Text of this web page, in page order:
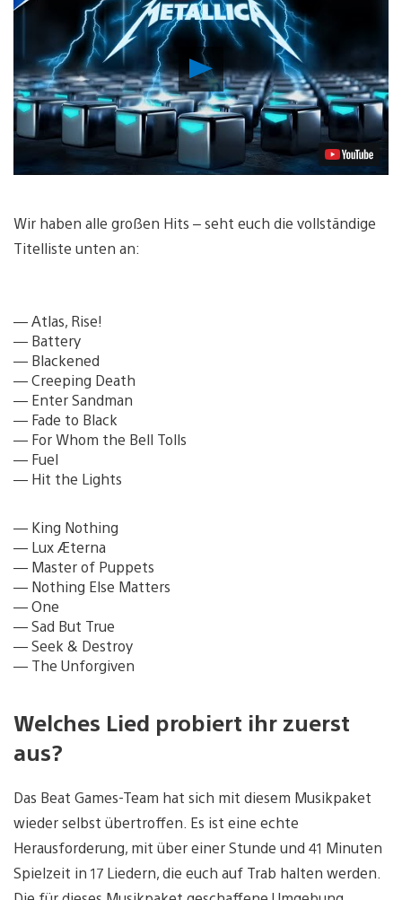
Video
abspielen
Wir haben alle großen Hits – seht euch die vollständige
Titelliste unten an:
— Atlas, Rise!
— Battery
— Blackened
— Creeping Death
— Enter Sandman
— Fade to Black
— For Whom the Bell Tolls
— Fuel
— Hit the Lights
— King Nothing
— Lux Æterna
— Master of Puppets
— Nothing Else Matters
— One
— Sad But True
— Seek & Destroy
— The Unforgiven
Welches Lied probiert ihr zuerst
aus?
Das Beat Games-Team hat sich mit diesem Musikpaket
wieder selbst übertroffen. Es ist eine echte
Herausforderung, mit über einer Stunde und 41 Minuten
Spielzeit in 17 Liedern, die euch auf Trab halten werden.